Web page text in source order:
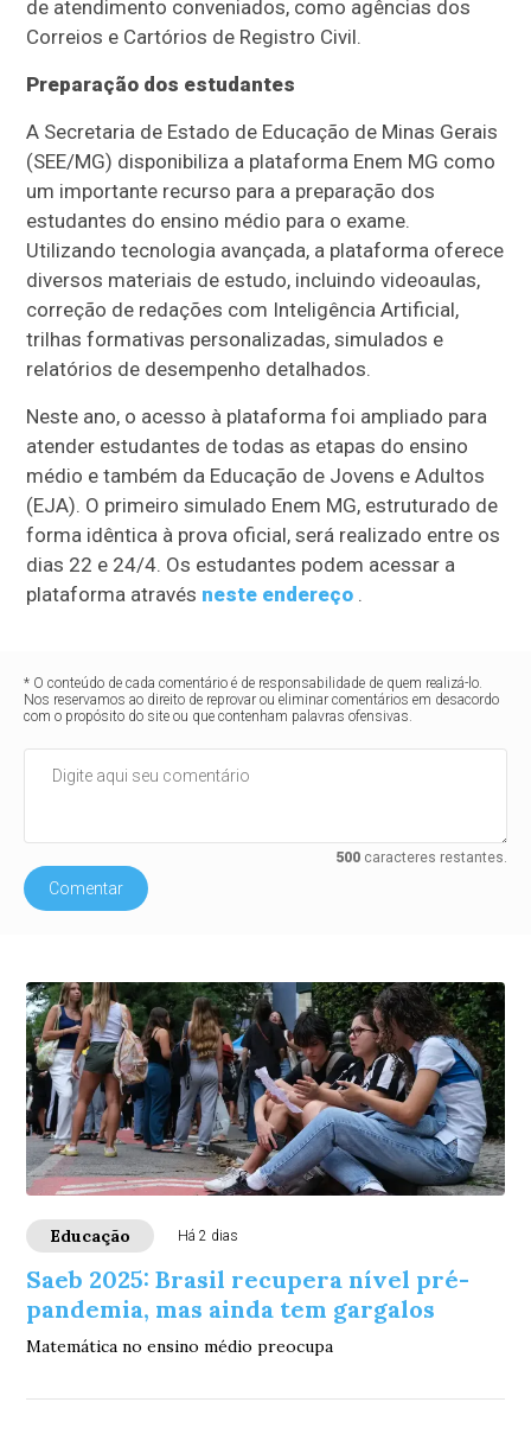
de atendimento conveniados, como agências dos
Correios e Cartórios de Registro Civil.
Preparação dos estudantes
A Secretaria de Estado de Educação de Minas Gerais
(SEE/MG) disponibiliza a plataforma Enem MG como
um importante recurso para a preparação dos
estudantes do ensino médio para o exame.
Utilizando tecnologia avançada, a plataforma oferece
diversos materiais de estudo, incluindo videoaulas,
correção de redações com Inteligência Artificial,
trilhas formativas personalizadas, simulados e
relatórios de desempenho detalhados.
Neste ano, o acesso à plataforma foi ampliado para
atender estudantes de todas as etapas do ensino
médio e também da Educação de Jovens e Adultos
(EJA). O primeiro simulado Enem MG, estruturado de
forma idêntica à prova oficial, será realizado entre os
dias 22 e 24/4. Os estudantes podem acessar a
plataforma através neste endereço .
* O conteúdo de cada comentário é de responsabilidade de quem realizá-lo.
Nos reservamos ao direito de reprovar ou eliminar comentários em desacordo
com o propósito do site ou que contenham palavras ofensivas.
500caracteres restantes.
Comentar
Educação Há 2 dias
Saeb 2025: Brasil recupera nível pré-
pandemia, mas ainda tem gargalos
Matemática no ensino médio preocupa